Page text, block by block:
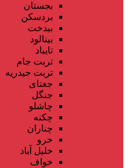
بجستان
بردسکن
بیدخت
بینالود
تایباد
تربت جام
تربت حیدریه
جغتای
جنگل
چاشلو
چکنه
چناران
خرو
خلیل آباد
خواف